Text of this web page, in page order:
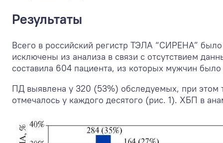
Результаты
Всего в российский регистр ТЭЛА “СИРЕНА”
исключены из анализа в связи с отсутствием
составила 604 пациента, из которых мужчин
ПД выявлена у 320 (53%) обследуемых, при
отмечалось у каждого десятого (рис. 1). ХБП в